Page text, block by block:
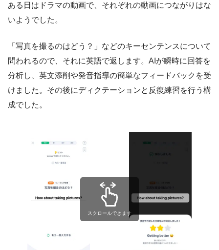
ある日はドラマの動画で、それぞれの動画につながりはな
いようでした。
「写真を撮るのはどう？」などのキーセンテンスについて
問われるので、それに英語で返します。AIが瞬時に回答を
分析し、英文添削や発音指導の簡単なフィードバックを受
けました。その後にディクテーションと反復練習を行う構
成でした。
スクロールできます